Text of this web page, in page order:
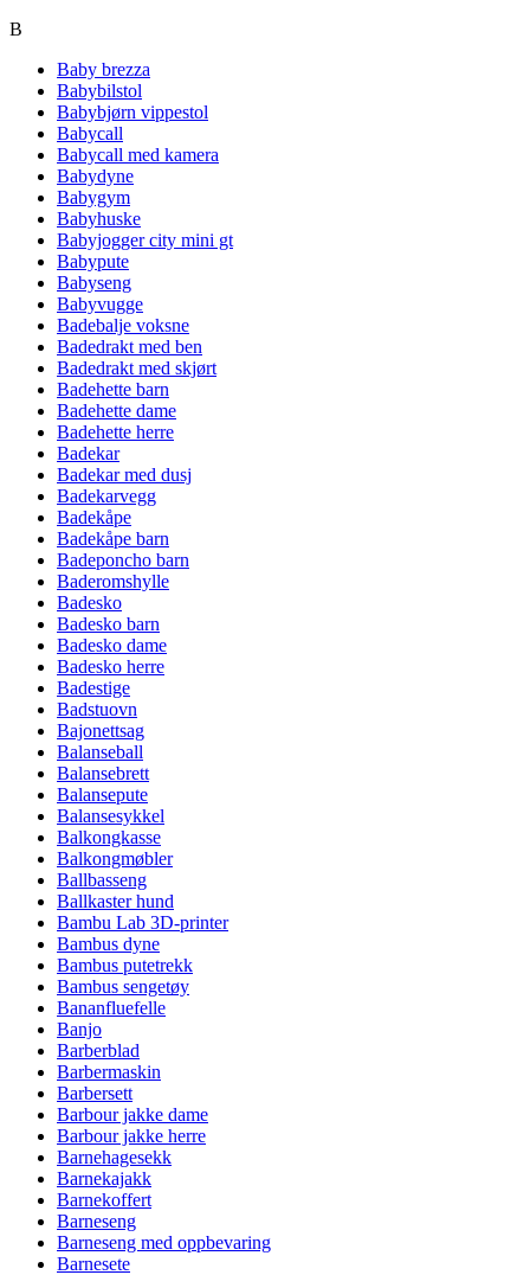
B
Baby brezza
Babybilstol
Babybjørn vippestol
Babycall
Babycall med kamera
Babydyne
Babygym
Babyhuske
Babyjogger city mini gt
Babypute
Babyseng
Babyvugge
Badebalje voksne
Badedrakt med ben
Badedrakt med skjørt
Badehette barn
Badehette dame
Badehette herre
Badekar
Badekar med dusj
Badekarvegg
Badekåpe
Badekåpe barn
Badeponcho barn
Baderomshylle
Badesko
Badesko barn
Badesko dame
Badesko herre
Badestige
Badstuovn
Bajonettsag
Balanseball
Balansebrett
Balansepute
Balansesykkel
Balkongkasse
Balkongmøbler
Ballbasseng
Ballkaster hund
Bambu Lab 3D-printer
Bambus dyne
Bambus putetrekk
Bambus sengetøy
Bananfluefelle
Banjo
Barberblad
Barbermaskin
Barbersett
Barbour jakke dame
Barbour jakke herre
Barnehagesekk
Barnekajakk
Barnekoffert
Barneseng
Barneseng med oppbevaring
Barnesete